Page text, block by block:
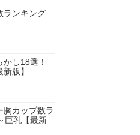
ランキング
し18選！
版】
胸カップ数ラ
巨乳【最新